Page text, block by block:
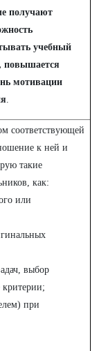
получают
учебный
повышается
мотивации
.
соответствующей
к ней и
такие
как:
или
выбор
при